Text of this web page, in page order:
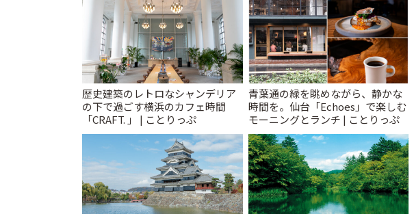
歴史建築のレトロなシャンデリア
の下で過ごす横浜のカフェ時間
「CRAFT. 」 | ことりっぷ
青葉通の緑を眺めながら、静かな
時間を。仙台「Echoes」で楽しむ
モーニングとランチ | ことりっぷ